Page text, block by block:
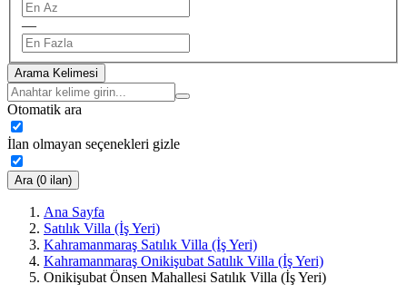
—
Arama Kelimesi
Otomatik ara
İlan olmayan seçenekleri gizle
Ara (0 ilan)
Ana Sayfa
Satılık Villa (İş Yeri)
Kahramanmaraş Satılık Villa (İş Yeri)
Kahramanmaraş Onikişubat Satılık Villa (İş Yeri)
Onikişubat Önsen Mahallesi Satılık Villa (İş Yeri)